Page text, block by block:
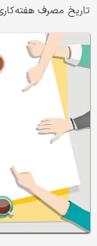
تاریخ مصرف هفته‌کاری ۵ روزه در دنیا به پایان رسیده